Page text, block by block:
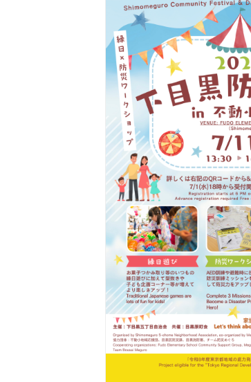
VLNポイント
シティキャスト
おもてなし語